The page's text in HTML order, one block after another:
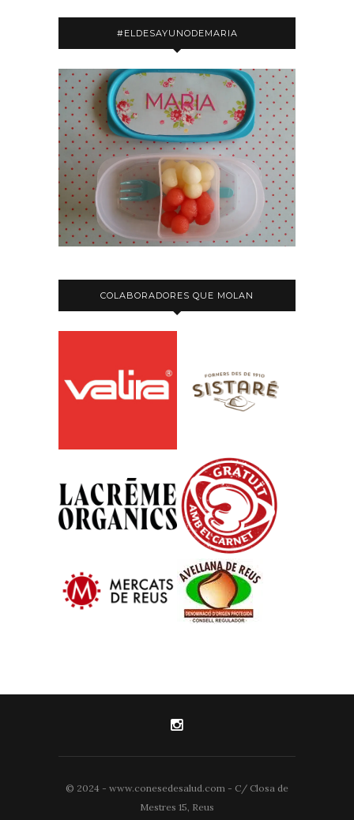
#ELDESAYUNODEMARIA
COLABORADORES QUE MOLAN
© 2024 - www.conesedesalud.com - C/ Closa de
Mestres 15, Reus